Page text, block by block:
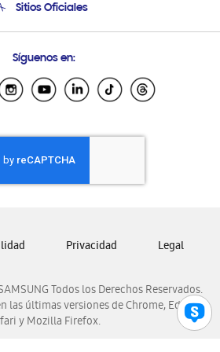
de Compra
Soporte vía eMail
Sitios Oficiales
Samsung Ecuador
El Salvador
Honduras
Nicaragua
Panamá
Venezuela
Síguenos en:
Todos los Derechos Reservados.
las últimas versiones de Chrome, Edge,
y Mozilla Firefox.
Privacidad Legal